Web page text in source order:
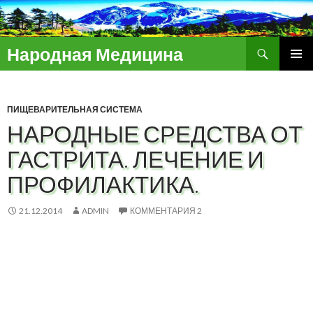
Народная Медицина
ПЕРЕЙТИ
ПИЩЕВАРИТЕЛЬНАЯ СИСТЕМА
НАРОДНЫЕ СРЕДСТВА ОТ
ГАСТРИТА. ЛЕЧЕНИЕ И
ПРОФИЛАКТИКА.
21.12.2014 ADMIN КОММЕНТАРИЯ 2